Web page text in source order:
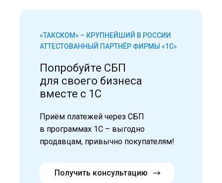
«ТАКСКОМ» – КРУПНЕЙШИЙ В РОССИИ
АТТЕСТОВАННЫЙ ПАРТНЁР ФИРМЫ «1С»
Попробуйте СБП
для своего бизнеса
вместе с 1С
Приём платежей через СБП
в программах 1С – выгодно
продавцам, привычно покупателям!
Получить консультацию